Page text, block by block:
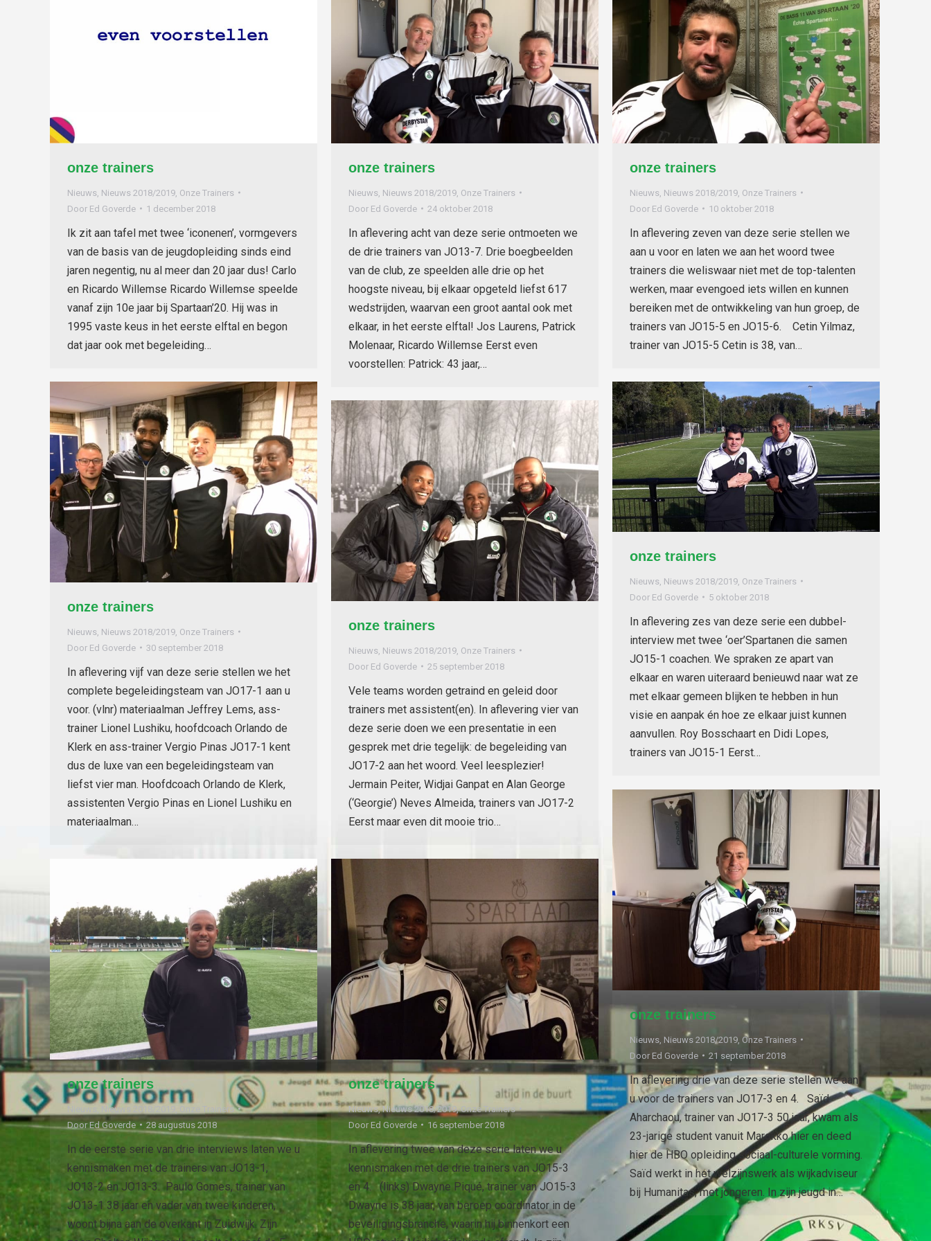
onze trainers
Nieuws Nieuws 2018/2019 Onze Trainers
Door Ed Goverde 1 december 2018
Ik zit aan tafel met twee ‘iconenen’, vormgevers
van de basis van de jeugdopleiding sinds eind
jaren negentig, nu al meer dan 20 jaar dus! Carlo
en Ricardo Willemse Ricardo Willemse speelde
vanaf zijn 10e jaar bij Spartaan’20. Hij was in
1995 vaste keus in het eerste elftal en begon
dat jaar ook met begeleiding…
onze trainers
Nieuws Nieuws 2018/2019 Onze Trainers
Door Ed Goverde 24 oktober 2018
In aflevering acht van deze serie ontmoeten we
de drie trainers van JO13-7. Drie boegbeelden
van de club, ze speelden alle drie op het
hoogste niveau, bij elkaar opgeteld liefst 617
wedstrijden, waarvan een groot aantal ook met
elkaar, in het eerste elftal! Jos Laurens, Patrick
Molenaar, Ricardo Willemse Eerst even
voorstellen: Patrick: 43 jaar,…
onze trainers
Nieuws Nieuws 2018/2019 Onze Trainers
Door Ed Goverde 10 oktober 2018
In aflevering zeven van deze serie stellen we
aan u voor en laten we aan het woord twee
trainers die weliswaar niet met de top-talenten
werken, maar evengoed iets willen en kunnen
bereiken met de ontwikkeling van hun groep, de
trainers van JO15-5 en JO15-6. Cetin Yilmaz,
trainer van JO15-5 Cetin is 38, van…
onze trainers
Nieuws Nieuws 2018/2019 Onze Trainers
Door Ed Goverde 5 oktober 2018
In aflevering zes van deze serie een dubbel-
interview met twee ‘oer’Spartanen die samen
JO15-1 coachen. We spraken ze apart van
elkaar en waren uiteraard benieuwd naar wat ze
met elkaar gemeen blijken te hebben in hun
visie en aanpak én hoe ze elkaar juist kunnen
aanvullen. Roy Bosschaart en Didi Lopes,
trainers van JO15-1 Eerst…
onze trainers
Nieuws Nieuws 2018/2019 Onze Trainers
Door Ed Goverde 30 september 2018
In aflevering vijf van deze serie stellen we het
complete begeleidingsteam van JO17-1 aan u
voor. (vlnr) materiaalman Jeffrey Lems, ass-
trainer Lionel Lushiku, hoofdcoach Orlando de
Klerk en ass-trainer Vergio Pinas JO17-1 kent
dus de luxe van een begeleidingsteam van
liefst vier man. Hoofdcoach Orlando de Klerk,
assistenten Vergio Pinas en Lionel Lushiku en
materiaalman…
onze trainers
Nieuws Nieuws 2018/2019 Onze Trainers
Door Ed Goverde 25 september 2018
Vele teams worden getraind en geleid door
trainers met assistent(en). In aflevering vier van
deze serie doen we een presentatie in een
gesprek met drie tegelijk: de begeleiding van
JO17-2 aan het woord. Veel leesplezier!
Jermain Peiter, Widjai Ganpat en Alan George
(‘Georgie’) Neves Almeida, trainers van JO17-2
Eerst maar even dit mooie trio…
onze trainers
Nieuws Nieuws 2018/2019 Onze Trainers
Door Ed Goverde 21 september 2018
In aflevering drie van deze serie stellen we aan
u voor de trainers van JO17-3 en 4. Saïd
Aharchaou, trainer van JO17-3 50 jaar, kwam als
23-jarige student vanuit Marokko hier en deed
hier de HBO opleiding sociaal-culturele vorming.
Saïd werkt in het welzijnswerk als wijkadviseur
bij Humanitas, met jongeren. In zijn jeugd in…
onze trainers
Nieuws,Nieuws 2018/2019,Onze Trainers
Door Ed Goverde 16 september 2018
In aflevering twee van deze serie laten we u
kennismaken met de drie trainers van JO15-3
en 4. (links) Dwayne Piqué, trainer van JO15-3
Dwayne is 38 jaar, van beroep coördinator in de
beveiligingsbranche, waarin hij binnenkort een
onze trainers
Nieuws Nieuws 2018/2019
Onze Trainers
DoorEd Goverde 28 augustus 2018
In de eerste serie van drie interviews laten we u
kennismaken met de trainers van JO13-1,
JO13-2 en JO13-3. Paulo Gomes, trainer van
JO13-1 38 jaar en vader van twee kinderen,
woont bijna aan de overkant in Zuidwijk. Zijn